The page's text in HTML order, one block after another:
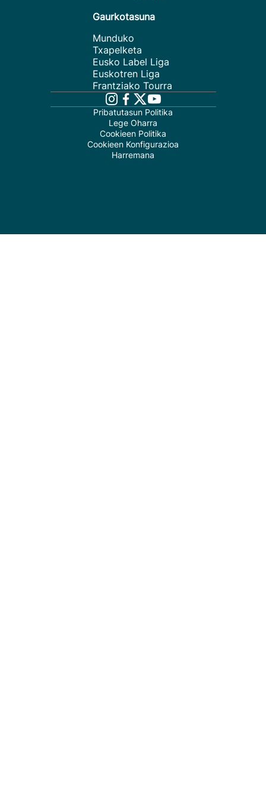
Gaurkotasuna
Munduko
Txapelketa
Eusko Label Liga
Euskotren Liga
Frantziako Tourra
Pribatutasun Politika
Lege Oharra
Cookieen Politika
Cookieen Konfigurazioa
Harremana